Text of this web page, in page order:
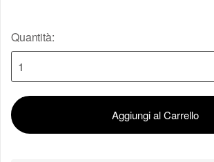
Quantità:
Aggiungi al Carrello